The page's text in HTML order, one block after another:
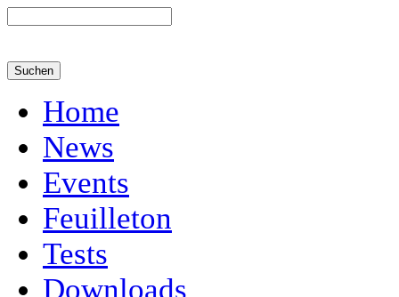
Home
News
Events
Feuilleton
Tests
Downloads